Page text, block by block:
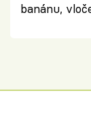
banánu,